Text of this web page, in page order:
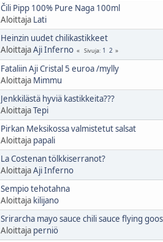
Čili Pipp 100% Pure Naga 100ml
Aloittaja Lati
Heinzin uudet chilikastikkeet
AloittajaAji Inferno Sivuja 1 2
Fataliin Aji Cristal 5 euroa /mylly
Aloittaja Mimmu
Jenkkilästä hyviä kastikkeita???
AloittajaTepi
Pirkan Meksikossa valmistetut salsat
Aloittaja papali
La Costenan tölkkiserranot?
AloittajaAji Inferno
Sempio tehotahna
Aloittaja kilijano
Srirarcha mayo sauce chili sauce flying
Aloittaja perniö